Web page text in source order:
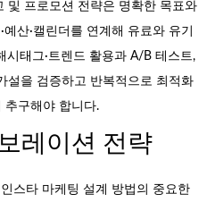
및 프로모션 전략은 명확한 목표와
산·캘린더를 연계해 유료와 유기
시태그·트렌드 활용과 A/B 테스트,
설을 검증하고 반복적으로 최적화
추구해야 합니다.
레이션 전략
스타 마케팅 설계 방법의 중요한